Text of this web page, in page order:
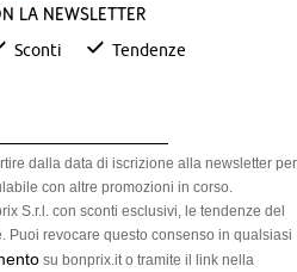
la newsletter
Sconti Tendenze
dalla data di iscrizione alla newsletter per
con altre promozioni in corso.
S.r.l. con sconti esclusivi, le tendenze del
Puoi revocare questo consenso in qualsiasi
su bonprix.it o tramite il link nella